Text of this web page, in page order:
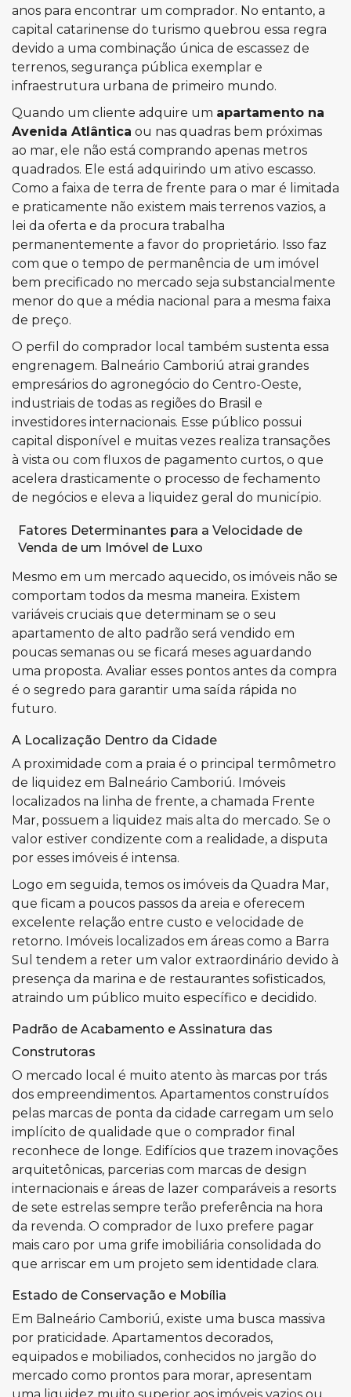
anos para encontrar um comprador. No entanto, a
capital catarinense do turismo quebrou essa regra
devido a uma combinação única de escassez de
terrenos, segurança pública exemplar e
infraestrutura urbana de primeiro mundo.
Quando um cliente adquire um apartamento na
Avenida Atlântica ou nas quadras bem próximas
ao mar, ele não está comprando apenas metros
quadrados. Ele está adquirindo um ativo escasso.
Como a faixa de terra de frente para o mar é limitada
e praticamente não existem mais terrenos vazios, a
lei da oferta e da procura trabalha
permanentemente a favor do proprietário. Isso faz
com que o tempo de permanência de um imóvel
bem precificado no mercado seja substancialmente
menor do que a média nacional para a mesma faixa
de preço.
O perfil do comprador local também sustenta essa
engrenagem. Balneário Camboriú atrai grandes
empresários do agronegócio do Centro-Oeste,
industriais de todas as regiões do Brasil e
investidores internacionais. Esse público possui
capital disponível e muitas vezes realiza transações
à vista ou com fluxos de pagamento curtos, o que
acelera drasticamente o processo de fechamento
de negócios e eleva a liquidez geral do município.
Fatores Determinantes para a Velocidade de
Venda de um Imóvel de Luxo
Mesmo em um mercado aquecido, os imóveis não se
comportam todos da mesma maneira. Existem
variáveis cruciais que determinam se o seu
apartamento de alto padrão será vendido em
poucas semanas ou se ficará meses aguardando
uma proposta. Avaliar esses pontos antes da compra
é o segredo para garantir uma saída rápida no
futuro.
A Localização Dentro da Cidade
A proximidade com a praia é o principal termômetro
de liquidez em Balneário Camboriú. Imóveis
localizados na linha de frente, a chamada Frente
Mar, possuem a liquidez mais alta do mercado. Se o
valor estiver condizente com a realidade, a disputa
por esses imóveis é intensa.
Logo em seguida, temos os imóveis da Quadra Mar,
que ficam a poucos passos da areia e oferecem
excelente relação entre custo e velocidade de
retorno. Imóveis localizados em áreas como a Barra
Sul tendem a reter um valor extraordinário devido à
presença da marina e de restaurantes sofisticados,
atraindo um público muito específico e decidido.
Padrão de Acabamento e Assinatura das
Construtoras
O mercado local é muito atento às marcas por trás
dos empreendimentos. Apartamentos construídos
pelas marcas de ponta da cidade carregam um selo
implícito de qualidade que o comprador final
reconhece de longe. Edifícios que trazem inovações
arquitetônicas, parcerias com marcas de design
internacionais e áreas de lazer comparáveis a resorts
de sete estrelas sempre terão preferência na hora
da revenda. O comprador de luxo prefere pagar
mais caro por uma grife imobiliária consolidada do
que arriscar em um projeto sem identidade clara.
Estado de Conservação e Mobília
Em Balneário Camboriú, existe uma busca massiva
por praticidade. Apartamentos decorados,
equipados e mobiliados, conhecidos no jargão do
mercado como prontos para morar, apresentam